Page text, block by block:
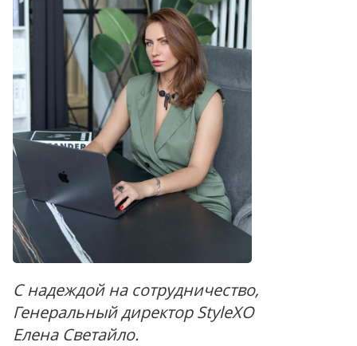
С надеждой на сотрудничество,
Генеральный директор StyleXO
Елена Светайло.